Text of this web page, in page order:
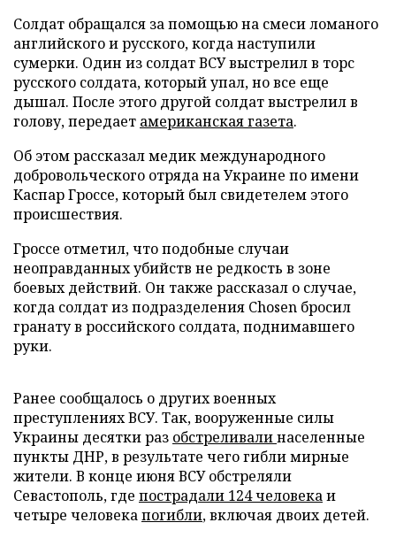
Солдат обращался за помощью на смеси ломаного
английского и русского, когда наступили
сумерки. Один из солдат ВСУ выстрелил в торс
русского солдата, который упал, но все еще
дышал. После этого другой солдат выстрелил в
голову, передает американская газета.
Об этом рассказал медик международного
добровольческого отряда на Украине по имени
Каспар Гроссе, который был свидетелем этого
происшествия.
Гроссе отметил, что подобные случаи
неоправданных убийств не редкость в зоне
боевых действий. Он также рассказал о случае,
когда солдат из подразделения Chosen бросил
гранату в российского солдата, поднимавшего
руки.
Ранее сообщалось о других военных
преступлениях ВСУ. Так, вооруженные силы
Украины десятки раз обстреливалинаселенные
пункты ДНР, в результате чего гибли мирные
жители. В конце июня ВСУ обстреляли
Севастополь, где пострадали 124 человекаи
четыре человекапогибли, включая двоих детей.